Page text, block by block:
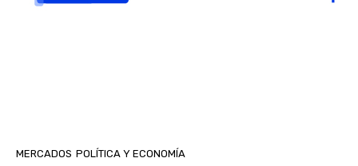
MERCADOS POLÍTICA Y ECONOMÍA